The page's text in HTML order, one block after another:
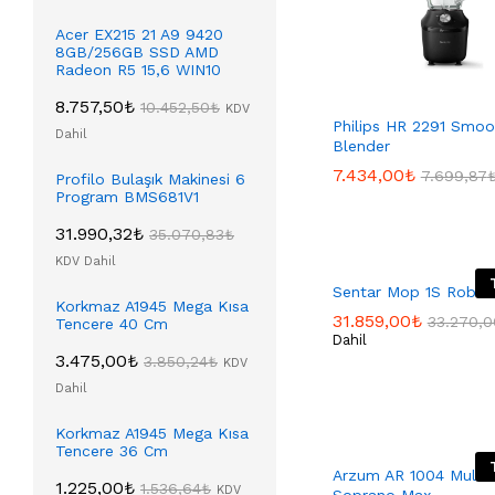
Philips HR 2291
Blender
7.434,00₺ 7.699,87
7.434,00₺ 7.699,87
Sentar Mop 1S Robot
31.859,00₺
Dahil
31.859,00₺
Arzum AR 1004 Multi
Acer EX215 21 A9 9420
8GB/256GB SSD AMD
Radeon R5 15,6 WIN10
8.757,50₺ 10.452,50₺ KDV
Dahil
Profilo Bulaşık Makinesi 6
Program BMS681V1
31.990,32₺ 35.070,83₺
KDV Dahil
Korkmaz A1945 Mega Kısa
Tencere 40 Cm
3.475,00₺ 3.850,24₺ KDV
Dahil
Korkmaz A1945 Mega Kısa
Tencere 36 Cm
1.225,00₺ 1.536,64₺ KDV